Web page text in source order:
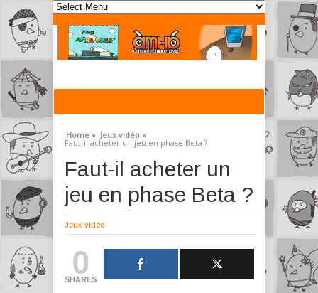
Home » Jeux vidéo »
Faut-il acheter un jeu en phase Beta ?
Faut-il acheter un
jeu en phase Beta ?
Jeux vidéo
0
SHARES